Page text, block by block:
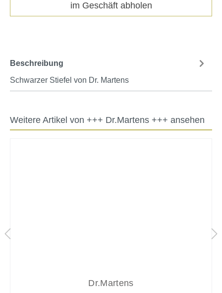
im Geschäft abholen
Weitere Artikel von +++ Dr.Martens +++ ansehen
Dr.Martens
Beschreibung
Schwarzer Stiefel von Dr. Martens